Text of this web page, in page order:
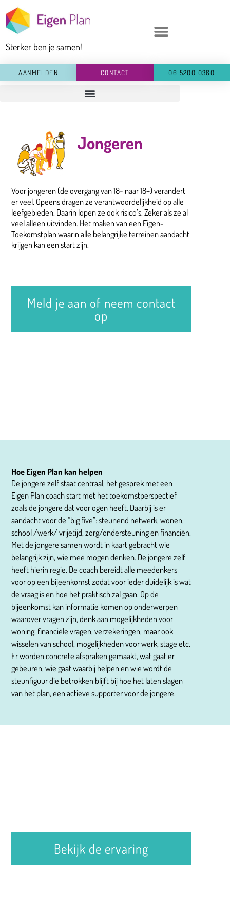
naar
inhoud
Sterker ben je samen!
AANMELDEN CONTACT O6 52OO O36O
Jongeren
Voor jongeren (de overgang van 18- naar 18+) verandert
er veel. Opeens dragen ze verantwoordelijkheid op alle
leefgebieden. Daarin lopen ze ook risico’s. Zeker als ze al
veel alleen uitvinden. Het maken van een Eigen-
Toekomstplan waarin alle belangrijke terreinen aandacht
krijgen kan een start zijn.
Meld je aan of neem contact
op
Hoe Eigen Plan kan helpen
De jongere zelf staat centraal, het gesprek met een
Eigen Plan coach start met het toekomstperspectief
zoals de jongere dat voor ogen heeft. Daarbij is er
aandacht voor de “big five”: steunend netwerk, wonen,
school /werk/ vrijetijd, zorg/ondersteuning en financiën.
Met de jongere samen wordt in kaart gebracht wie
belangrijk zijn, wie mee mogen denken. De jongere zelf
heeft hierin regie. De coach bereidt alle meedenkers
voor op een bijeenkomst zodat voor ieder duidelijk is wat
de vraag is en hoe het praktisch zal gaan. Op de
bijeenkomst kan informatie komen op onderwerpen
waarover vragen zijn, denk aan mogelijkheden voor
woning, financiële vragen, verzekeringen, maar ook
wisselen van school, mogelijkheden voor werk, stage etc.
Er worden concrete afspraken gemaakt, wat gaat er
gebeuren, wie gaat waarbij helpen en wie wordt de
steunfiguur die betrokken blijft bij hoe het laten slagen
van het plan, een actieve supporter voor de jongere.
Bekijk de ervaring